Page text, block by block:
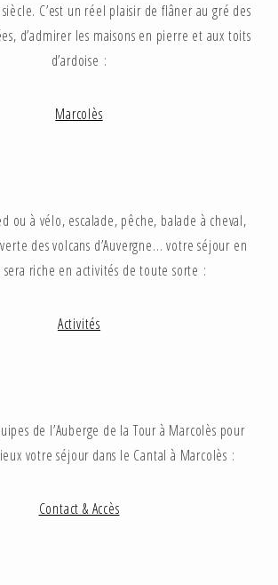
C’est un réel plaisir de flâner au gré des
d’admirer les maisons en pierre et aux toits
d’ardoise :
Marcolès
ou à vélo, escalade, pêche, balade à cheval,
des volcans d’Auvergne… votre séjour en
sera riche en activités de toute sorte :
Activités
de l’Auberge de la Tour à Marcolès pour
votre séjour dans le Cantal à Marcolès :
Contact & Accès